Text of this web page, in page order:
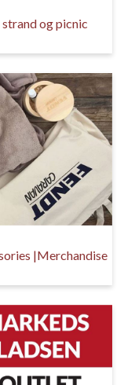
og picnic
|Merchandise